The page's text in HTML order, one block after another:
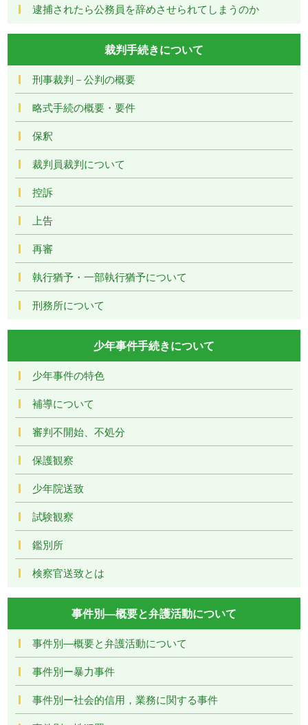
逮捕されたら公務員を辞めさせられてしまうのか
裁判手続きについて
刑事裁判－公判の概要
略式手続の概要・要件
保釈
裁判員裁判について
控訴
上告
再審
執行猶予・一部執行猶予について
刑務所について
少年事件手続きについて
少年事件の特色
補導について
審判不開始、不処分
保護観察
少年院送致
試験観察
鑑別所
検察官送致とは
事件別―概要と弁護活動について
事件別―概要と弁護活動について
事件別ー暴力事件
事件別ー社会的信用，業務に関する事件